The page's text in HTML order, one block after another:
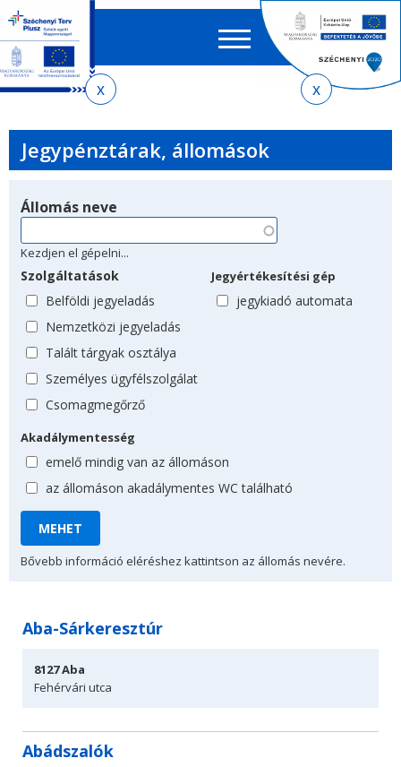
menetrendkeresőhöz
almenühöz
tartalomra
oldaltérképre
EN HU
űrlap
Jegypénztárak, állomások
Állomás neve
Kezdjen el gépelni...
Szolgáltatások
Belföldi jegyeladás
Nemzetközi jegyeladás
Talált tárgyak osztálya
Személyes ügyfélszolgálat
Csomagmegőrző
Jegyértékesítési gép
jegykiadó automata
Akadálymentesség
emelő mindig van az állomáson
az állomáson akadálymentes WC található
Bővebb információ eléréshez kattintson az állomás nevére.
Aba-Sárkeresztúr
8127Aba
Fehérvári utca
Abádszalók